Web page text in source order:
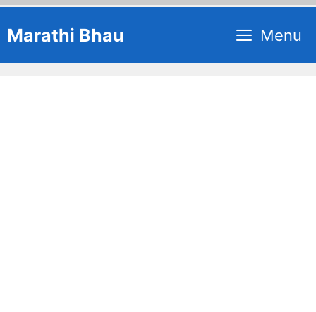
toMarathi Bhau Menu